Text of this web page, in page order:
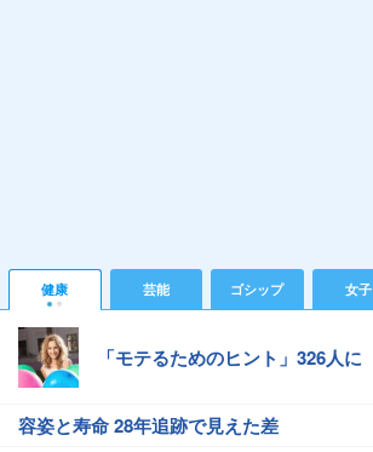
健康 芸能 ゴシップ 女子
「モテるためのヒント」326人に
容姿と寿命 28年追跡で見えた差